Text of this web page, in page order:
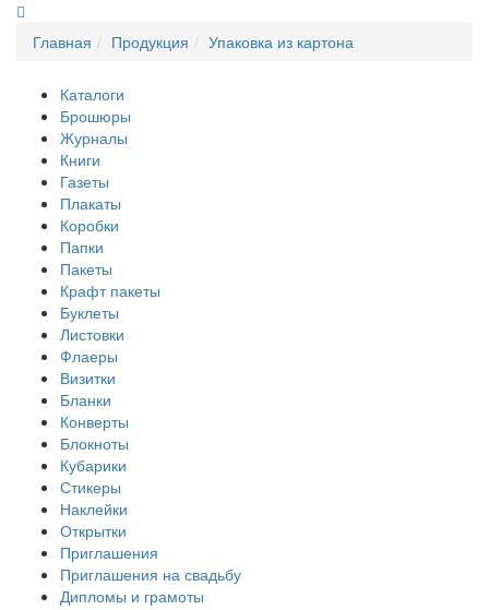
Главная Продукция Упаковка из картона
Каталоги
Брошюры
Журналы
Книги
Газеты
Плакаты
Коробки
Папки
Пакеты
Крафт пакеты
Буклеты
Листовки
Флаеры
Визитки
Бланки
Конверты
Блокноты
Кубарики
Стикеры
Наклейки
Открытки
Приглашения
Приглашения на свадьбу
Дипломы и грамоты